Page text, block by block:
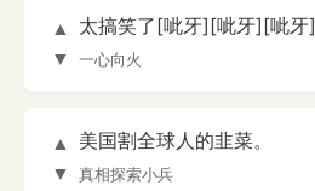
▲
▼
太搞笑了[呲牙][呲牙][呲牙]
一心向火
▲
▼
美国割全球人的韭菜。
真相探索小兵